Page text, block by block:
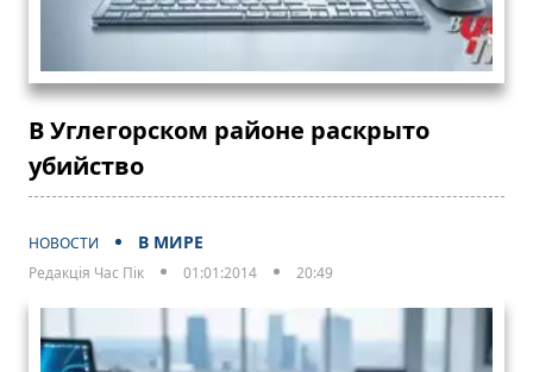
В Углегорском районе раскрыто
убийство
НОВОСТИ В МИРЕ
Редакція Час Пік 01:01:2014 20:49